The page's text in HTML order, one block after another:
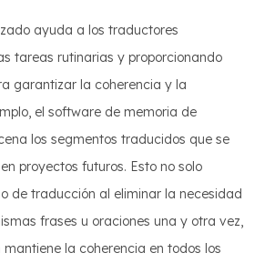
ayuda a los traductores
tareas rutinarias y proporcionando
garantizar la coherencia y la
el software de memoria de
los segmentos traducidos que se
proyectos futuros. Esto no solo
de traducción al eliminar la necesidad
frases u oraciones una y otra vez,
la coherencia en todos los